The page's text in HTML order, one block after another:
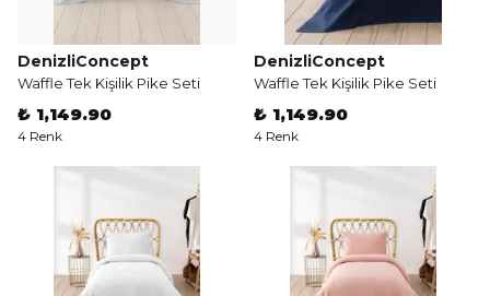
DenizliConcept
Waffle Tek Kişilik Pike Seti
₺ 1,149.90
4 Renk
DenizliConcept
Waffle Tek Kişilik Pike Seti
₺ 1,149.90
4 Renk